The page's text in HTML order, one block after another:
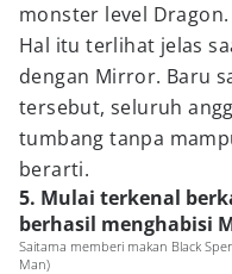
monster level Dragon.
Hal itu terlihat jelas
dengan Mirror. Baru
tersebut, seluruh
tumbang tanpa
berarti.
5. Mulai terkenal
berhasil menghabisi
Saitama memberi makan Black
Man)